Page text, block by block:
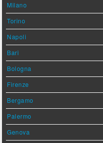
Milano
Torino
Napoli
Bari
Bologna
Firenze
Bergamo
Palermo
Genova